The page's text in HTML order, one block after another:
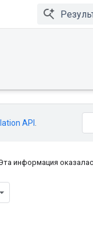
API
информация